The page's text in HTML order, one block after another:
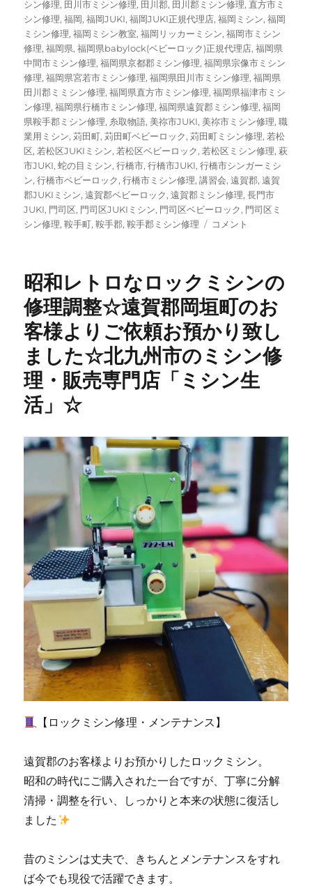
シン修理, 田川市ミシン修理, 田川郡, 田川郡ミシン修理, 直方市ミ
シン修理,福岡,福岡JUKI,福岡JUKI正規代理店,福岡ミシン,福岡
ミシン修理,福岡ミシン教室,福岡リッカーミシン,福岡市ミシン
修理,福岡県,福岡県babylock(ベビーロック)正規代理店,福岡県
中間市ミシン修理,福岡県京都郡ミシン修理,福岡県宗像市ミシン
修理,福岡県宮若市ミシン修理,福岡県田川市ミシン修理,福岡県
田川郡ミミシン修理,福岡県直方市ミシン修理,福岡県福津市ミシ
ン修理,福岡県行橋市ミシン修理,福岡県遠賀郡ミシン修理,福岡
県鞍手郡ミシン修理, 糸取物語, 美祢市JUKI, 美祢市ミシン修理,職
業用ミシン,苅田町,苅田町ベビーロック,苅田町ミシン修理, 若松
区, 若松区JUKIミシン, 若松区ベビーロック, 若松区ミシン修理,萩
市JUKI,蛇の目ミシン,行橋市,行橋市JUKI,行橋市シンガーミシ
ン,行橋市ベビーロック,行橋市ミシン修理,講習会,遠賀郡,遠賀
郡JUKIミシン,遠賀郡ベビーロック,遠賀郡ミシン修理,長門市
JUKI, 門司区, 門司区JUKIミシン, 門司区ベビーロック, 門司区ミ
シン修理,鞍手町,鞍手郡,鞍手郡ミシン修理
【ブ
ペ
ー
ス
セ
ッ
タ
修
の
昭
和
レ
ロ
ミ
シ
ン
を
ン
倉
の
お
客
様
ご
依
コメント
昭和レトロなロックミシンの
修理調整☆遠賀郡岡垣町のお
客様よりご依頼お預かり致し
ました☆北九州市のミシン修
理・販売専門店「ミシン生
活」☆
【ロックミシン修理・メンテナンス】
遠賀郡のお客様よりお預かりしたロックミシン。
昭和の時代にご購入された一台ですが、丁寧に分解
清掃・調整を行い、しっかりと本来の状態に復活し
ました
昔のミシンは丈夫で、きちんとメンテナンスをすれ
ば今でも現役で活躍できます。